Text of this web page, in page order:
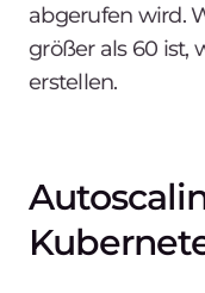
abgerufen wird.
größer als 60 ist,
erstellen.